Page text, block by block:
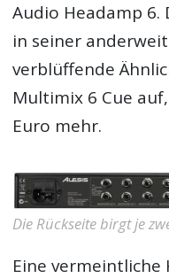
Audio Headamp 6.
in seiner
verblüffende
Multimix 6 Cue
Euro mehr.
Die Rückseite birgt je
Eine vermeintliche